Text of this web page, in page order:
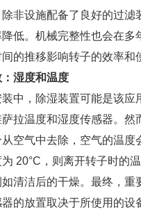
非设施配备了良好的过
低。机械完整性也会在
的推移影响转子的效率和
湿度和温度
，除湿装置可能是该应
拉温度和湿度传感器。
空气中去除，空气的温
20°C，则离开转子时的
清洁后的干燥。最终，重
放置取决于所使用的设